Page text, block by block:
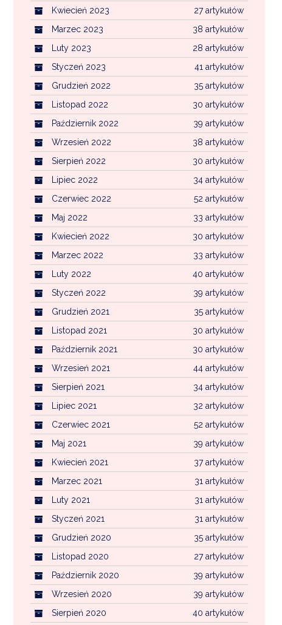
27 artykułów
Kwiecień 2023
38 artykułów
Marzec 2023
28 artykułów
Luty 2023
41 artykułów
Styczeń 2023
35 artykułów
Grudzień 2022
30 artykułów
Listopad 2022
39 artykułów
Październik 2022
38 artykułów
Wrzesień 2022
30 artykułów
Sierpień 2022
34 artykułów
Lipiec 2022
52 artykułów
Czerwiec 2022
33 artykułów
Maj 2022
30 artykułów
Kwiecień 2022
33 artykułów
Marzec 2022
40 artykułów
Luty 2022
39 artykułów
Styczeń 2022
35 artykułów
Grudzień 2021
30 artykułów
Listopad 2021
30 artykułów
Październik 2021
44 artykułów
Wrzesień 2021
34 artykułów
Sierpień 2021
32 artykułów
Lipiec 2021
52 artykułów
Czerwiec 2021
39 artykułów
Maj 2021
37 artykułów
Kwiecień 2021
31 artykułów
Marzec 2021
31 artykułów
Luty 2021
31 artykułów
Styczeń 2021
35 artykułów
Grudzień 2020
27 artykułów
Listopad 2020
39 artykułów
Październik 2020
39 artykułów
Wrzesień 2020
40 artykułów
Sierpień 2020